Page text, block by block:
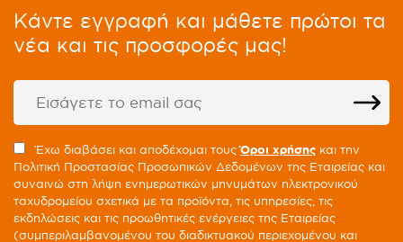
Kάντε εγγραφή και μάθετε πρώτοι τα
νέα και τις προσφορές μας!
Έχω διαβάσει και αποδέχομαι τουςΌροι χρήσης και την
Πολιτική Προστασίας Προσωπικών Δεδομένων της Εταιρείας και
συναινώ στη λήψη ενημερωτικών μηνυμάτων ηλεκτρονικού
ταχυδρομείου σχετικά με τα προϊόντα, τις υπηρεσίες, τις
εκδηλώσεις και τις προωθητικές ενέργειες της Εταιρείας
(συμπεριλαμβανομένου του διαδικτυακού περιεχομένου και